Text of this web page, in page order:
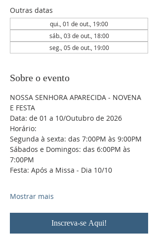
Outras datas
qui., 01 de out., 19:00
sáb., 03 de out., 18:00
seg., 05 de out., 19:00
Sobre o evento
NOSSA SENHORA APARECIDA - NOVENA
E FESTA
Data: de 01 a 10/Outubro de 2026
Horário:
Segunda à sexta: das 7:00PM às 9:00PM
Sábados e Domingos: das 6:00PM às
7:00PM
Festa: Após a Missa - Dia 10/10
Mostrar mais
Inscreva-se Aqui!